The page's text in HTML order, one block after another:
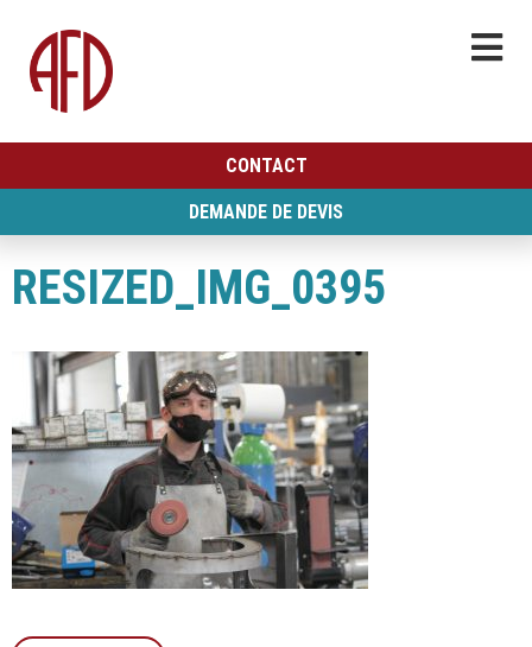
CONTACT
DEMANDE DE DEVIS
RESIZED_IMG_0395